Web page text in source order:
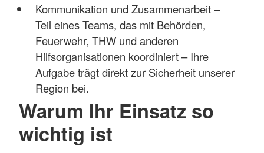
Kommunikation und Zusammenarbeit –
Teil eines Teams, das mit Behörden,
Feuerwehr, THW und anderen
Hilfsorganisationen koordiniert – Ihre
Aufgabe trägt direkt zur Sicherheit unserer
Region bei.
Warum Ihr Einsatz so
wichtig ist